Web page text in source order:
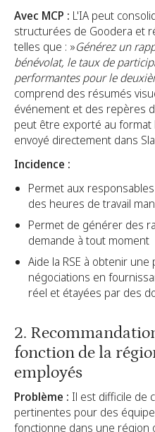
Avec MCP : L'IA peut
structurées de Goodera et
telles que : »Générez un
bénévolat, le taux de
performantes pour le
comprend des résumés
événement et des repères
peut être exporté au format
envoyé directement dans
Incidence :
Permet aux
des heures de travail
Permet de générer des
demande à tout moment
Aide la RSE à obtenir une
négociations en
réel et étayées par des
2.
fonction de la
employés
Problème : Il est difficile de
pertinentes pour des
fonctionne dans une